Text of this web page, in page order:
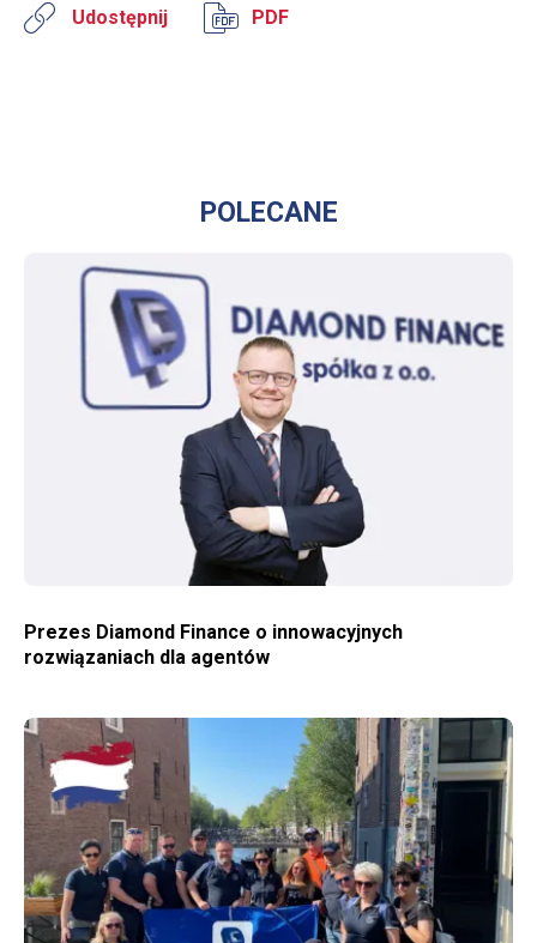
Udostępnij PDF
POLECANE
Prezes Diamond Finance o innowacyjnych
rozwiązaniach dla agentów